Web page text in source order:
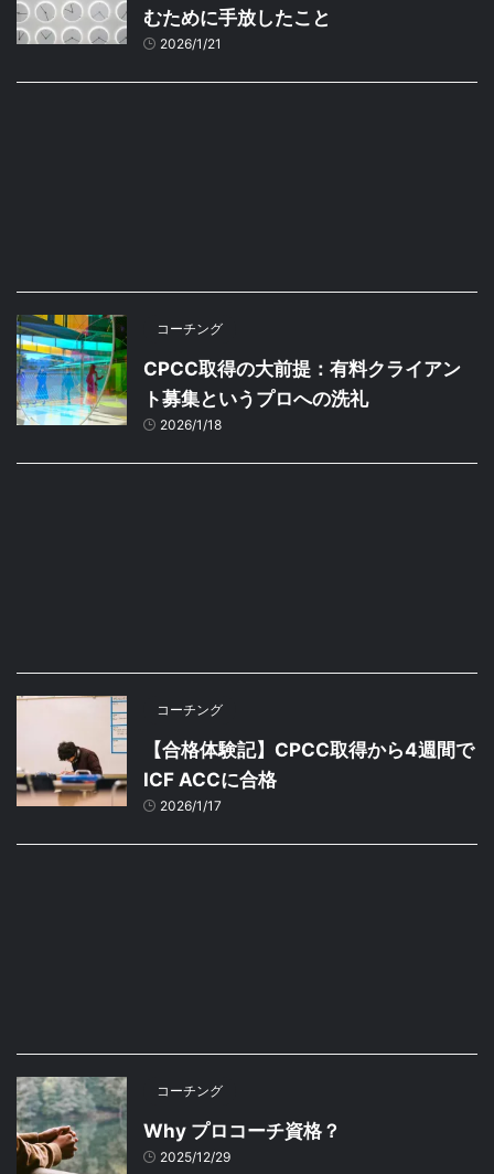
むために手放したこと
2026/1/21
コーチング
CPCC取得の大前提：有料クライアン
ト募集というプロへの洗礼
2026/1/18
コーチング
【合格体験記】CPCC取得から4週間で
ICF ACCに合格
2026/1/17
コーチング
Why プロコーチ資格？
2025/12/29